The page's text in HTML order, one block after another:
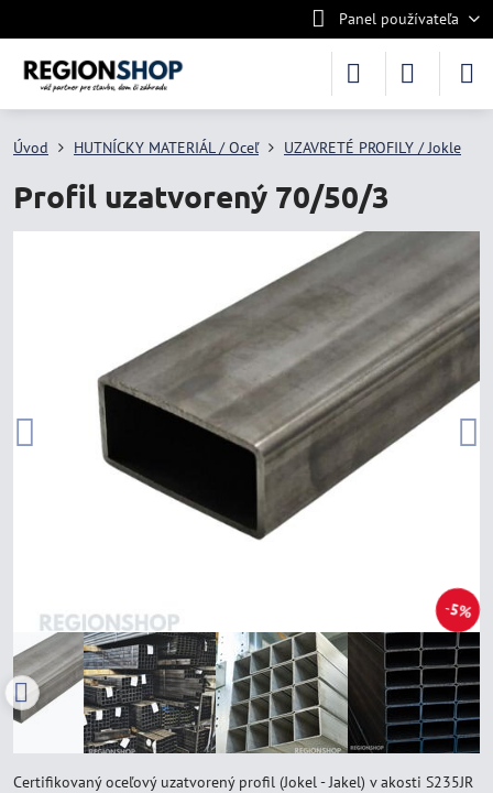
Panel používateľa
5%
Úvod HUTNÍCKY MATERIÁL / Oceľ UZAVRETÉ PROFILY / Jokle
Profil uzatvorený 70/50/3
Certifikovaný oceľový uzatvorený profil (Jokel - Jakel) v akosti S235JR